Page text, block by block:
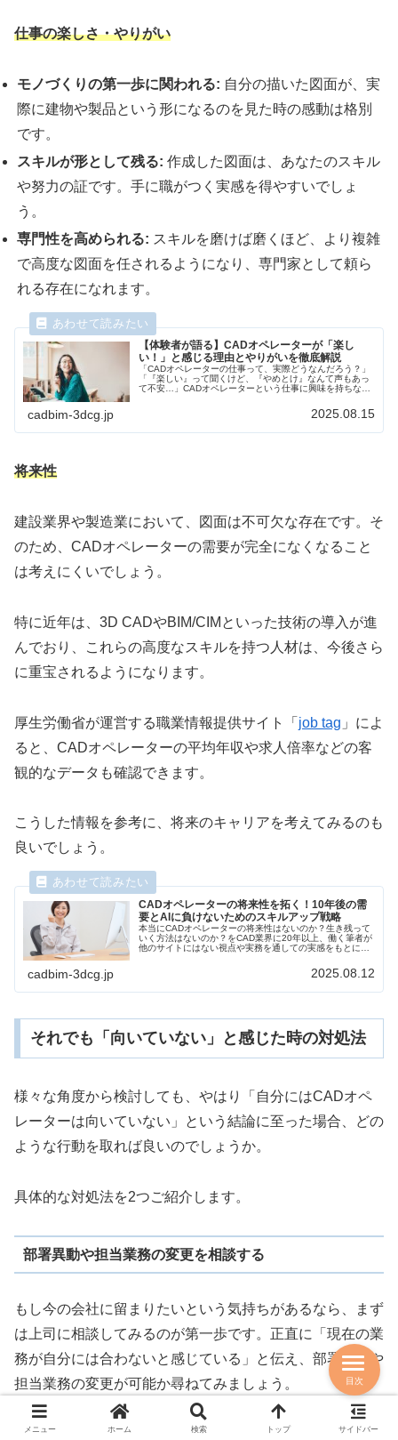
仕事の楽しさ・やりがい
モノづくりの第一歩に関われる: 自分の描いた図面が、実
際に建物や製品という形になるのを見た時の感動は格別
です。
スキルが形として残る: 作成した図面は、あなたのスキル
や努力の証です。手に職がつく実感を得やすいでしょ
う。
専門性を高められる: スキルを磨けば磨くほど、より複雑
で高度な図面を任されるようになり、専門家として頼ら
れる存在になれます。
【体験者が語る】CADオペレーターが「楽し
い！」と感じる理由とやりがいを徹底解説
「CADオペレーターの仕事って、実際どうなんだろう？」
「『楽しい』って聞くけど、『やめとけ』なんて声もあっ
て不安…」CADオペレーターという仕事に興味を持ちなが
cadbim-3dcg.jp 2025.08.15
将来性
建設業界や製造業において、図面は不可欠な存在です。そ
のため、CADオペレーターの需要が完全になくなること
は考えにくいでしょう。
特に近年は、3D CADやBIM/CIMといった技術の導入が進
んでおり、これらの高度なスキルを持つ人材は、今後さら
に重宝されるようになります。
厚生労働省が運営する職業情報提供サイト「 job tag 」によ
ると、CADオペレーターの平均年収や求人倍率などの客
観的なデータも確認できます。
こうした情報を参考に、将来のキャリアを考えてみるのも
良いでしょう。
CADオペレーターの将来性を拓く！10年後の需
要とAIに負けないためのスキルアップ戦略
本当にCADオペレーターの将来性はないのか？生き残って
いく方法はないのか？をCAD業界に20年以上、働く筆者が
他のサイトにはない視点や実務を通しての実感をもとに考
cadbim-3dcg.jp 2025.08.12
それでも「向いていない」と感じた時の対処法
様々な角度から検討しても、やはり「自分にはCADオペ
レーターは向いていない」という結論に至った場合、どの
ような行動を取れば良いのでしょうか。
具体的な対処法を2つご紹介します。
部署異動や担当業務の変更を相談する
もし今の会社に留まりたいという気持ちがあるなら、まず
は上司に相談してみるのが第一歩です。正直に「現在の業
務が自分には合わないと感じている」と伝え、部署異動や
担当業務の変更が可能か尋ねてみましょう。
会社によっては、CADのスキルを活かしつつも、よりコ
メニュー ホーム 検索 トップ サイドバー
目次